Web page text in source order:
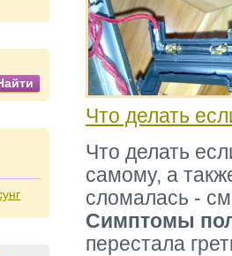
Что делать
Что делать
самому, а
сломалась -
Симптомы
перестала